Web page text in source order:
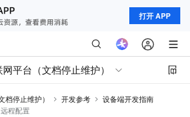
打开 APP
平台（文档停止维护）
档停止维护） 开发参考
设备端开发指南
远程配置